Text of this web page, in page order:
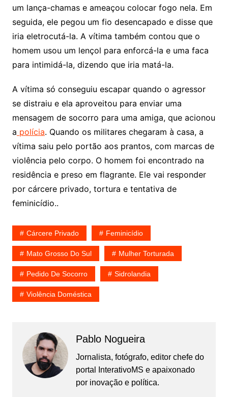
um lança-chamas e ameaçou colocar fogo nela. Em
seguida, ele pegou um fio desencapado e disse que
iria eletrocutá-la. A vítima também contou que o
homem usou um lençol para enforcá-la e uma faca
para intimidá-la, dizendo que iria matá-la.
A vítima só conseguiu escapar quando o agressor
se distraiu e ela aproveitou para enviar uma
mensagem de socorro para uma amiga, que acionou
a polícia. Quando os militares chegaram à casa, a
vítima saiu pelo portão aos prantos, com marcas de
violência pelo corpo. O homem foi encontrado na
residência e preso em flagrante. Ele vai responder
por cárcere privado, tortura e tentativa de
feminicídio..
Cárcere Privado Feminicídio
Mato Grosso Do Sul Mulher Torturada
Pedido De Socorro Sidrolandia
Violência Doméstica
Pablo Nogueira
Jornalista, fotógrafo, editor chefe do
portal InterativoMS e apaixonado
por inovação e política.